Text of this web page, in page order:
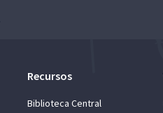
Recursos
Biblioteca Central